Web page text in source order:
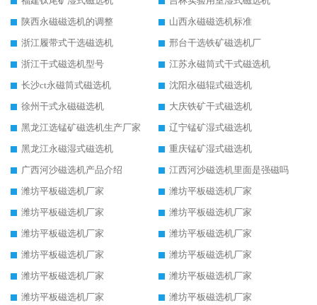
陕西永磁磁选机的调整
山西永磁磁选机标准
浙江履带式干选磁选机
邢台干选铁矿磁选机厂
浙江干式磁选机型号
江苏永磁筒式干式磁选机
长沙ct永磁筒式磁选机
沈阳永磁辊式磁选机
徐州干式永磁磁选机
大庆铁矿干式磁选机
黑龙江选锰矿磁选机生产厂家
辽宁锰矿湿式磁选机
黑龙江永磁湿式磁选机
重庆锰矿湿式磁选机
广西河沙磁选机产品介绍
江西河沙磁选机里面是强磁吗
潍坊平板磁选机厂家
潍坊平板磁选机厂家
潍坊平板磁选机厂家
潍坊平板磁选机厂家
潍坊平板磁选机厂家
潍坊平板磁选机厂家
潍坊平板磁选机厂家
潍坊平板磁选机厂家
潍坊平板磁选机厂家
潍坊平板磁选机厂家
潍坊平板磁选机厂家
潍坊平板磁选机厂家